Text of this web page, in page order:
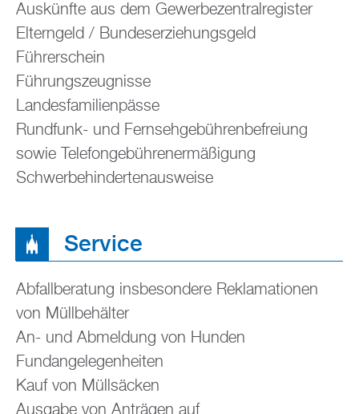
Auskünfte aus dem Gewerbezentralregister
Elterngeld / Bundeserziehungsgeld
Führerschein
Führungszeugnisse
Landesfamilienpässe
Rundfunk- und Fernsehgebührenbefreiung
sowie Telefongebührenermäßigung
Schwerbehindertenausweise
Service
Abfallberatung insbesondere Reklamationen
von Müllbehälter
An- und Abmeldung von Hunden
Fundangelegenheiten
Kauf von Müllsäcken
Ausgabe von Anträgen auf